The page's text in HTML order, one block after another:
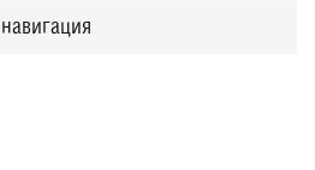
навигация